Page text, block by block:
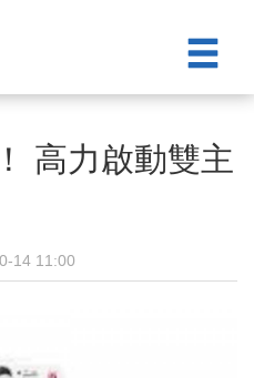
高力啟動雙主
14 11:00